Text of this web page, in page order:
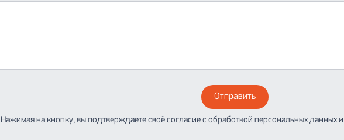
Отправить
Нажимая на кнопку, вы подтверждаете своё согласие с обработкой персональных данных и